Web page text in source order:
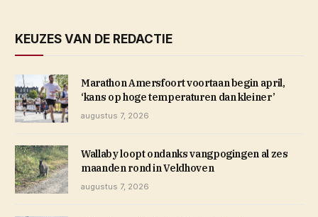
KEUZES VAN DE REDACTIE
Marathon Amersfoort voortaan begin april,
‘kans op hoge temperaturen dan kleiner’
augustus 7, 2026
Wallaby loopt ondanks vangpogingen al zes
maanden rond in Veldhoven
augustus 7, 2026